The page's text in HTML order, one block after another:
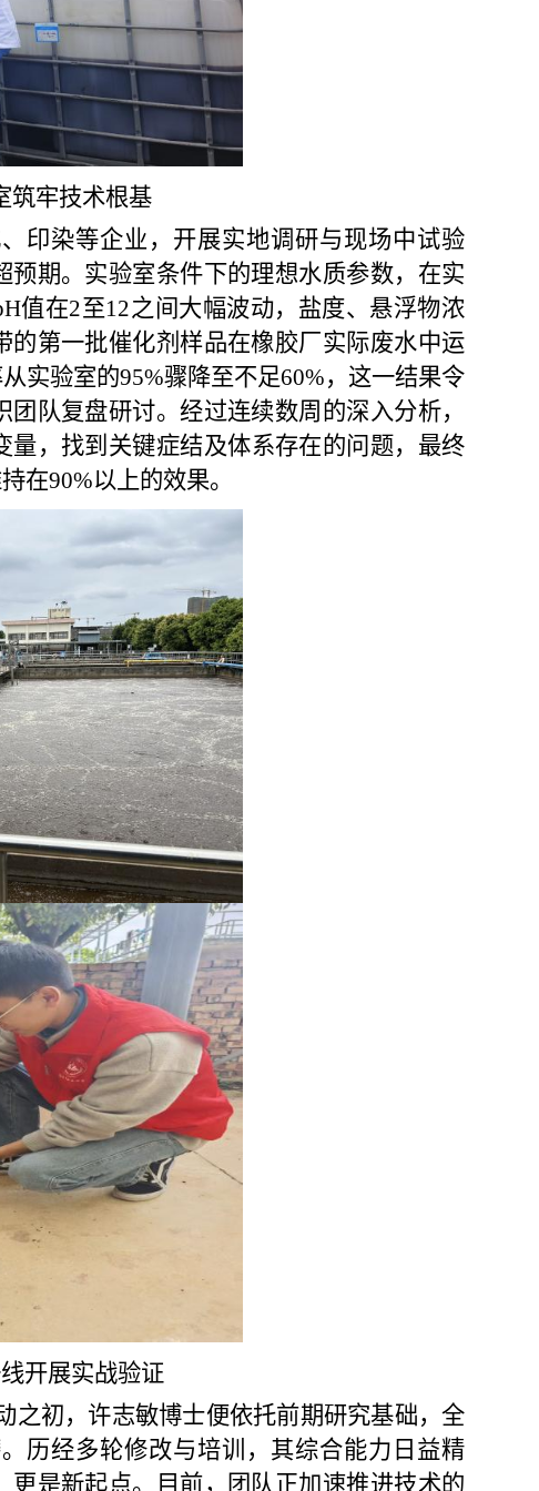
筑牢技术根基
印染等企业，开展实地调研与现场中试验
期。实验室条件下的理想水质参数，在实
值在2至12之间大幅波动，盐度、悬浮物浓
第一批催化剂样品在橡胶厂实际废水中运
实验室的95%骤降至不足60%， 这一结果令
队复盘研讨。经过连续数周的深入分析，
， 找到 关键症结及体系存在的问题， 最终
在90%以上的效果。
开展实战验证
之初，许志敏博士便依托前期研究基础，全
历经多轮修改与培训，其综合能力日益精
是新起点。目前，团队正加速推进技术的